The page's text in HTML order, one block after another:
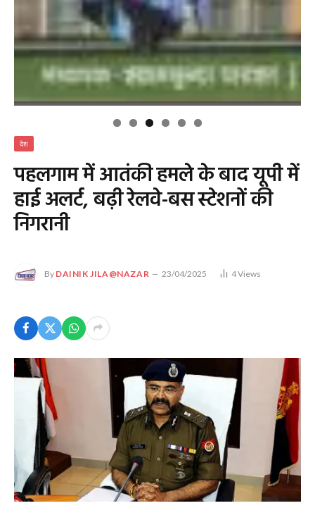
देश
पहलगाम में आतंकी हमले के बाद यूपी में
हाई अलर्ट, बढ़ी रेलवे-बस स्टेशनों की
निगरानी
By DAINIK JILA@NAZAR 23/04/2025 4Views